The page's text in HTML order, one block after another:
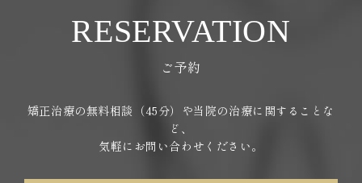
RESERVATION
ご予約
矯正治療の無料相談（45分）や当院の治療に関することな
ど、
気軽にお問い合わせください。